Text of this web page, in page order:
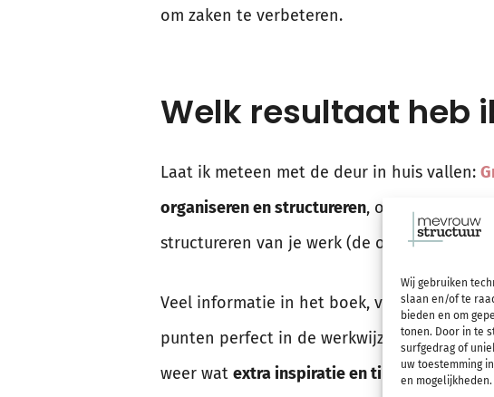
Wij gebruiken
slaan en/of te
bieden en om
tonen. Door in te
surfgedrag of
uw toestemming
en mogelijkheden.
om zaken te verbeteren.
Welk resultaat heb
Laat ik meteen met de deur in huis vallen:
organiseren en structureren, om zo goed
structureren van je werk (de ondertitel van
Veel informatie in het boek, vooral in het
punten perfect in de werkwijze, en op
weer wat extra inspiratie en tips gekregen